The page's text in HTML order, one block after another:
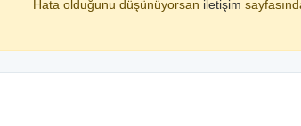
Hata olduğunu düşünüyorsan iletişim